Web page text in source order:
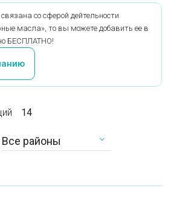
со сферой дейтельности
масла», то вы можете добавить ее в
БЕСПЛАТНО!
14
Все районы